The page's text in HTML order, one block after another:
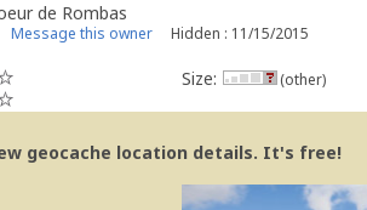
de Rombas
Message this owner Hidden : 11/15/2015
Size: (other)
geocache location details. It's free!